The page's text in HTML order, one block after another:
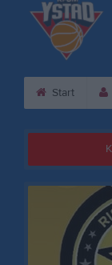
Start